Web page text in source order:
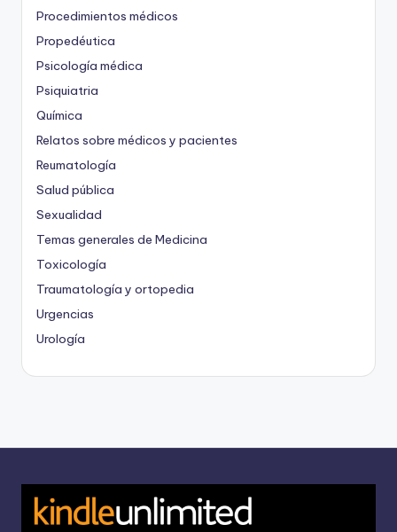
Procedimientos médicos
Propedéutica
Psicología médica
Psiquiatria
Química
Relatos sobre médicos y pacientes
Reumatología
Salud pública
Sexualidad
Temas generales de Medicina
Toxicología
Traumatología y ortopedia
Urgencias
Urología